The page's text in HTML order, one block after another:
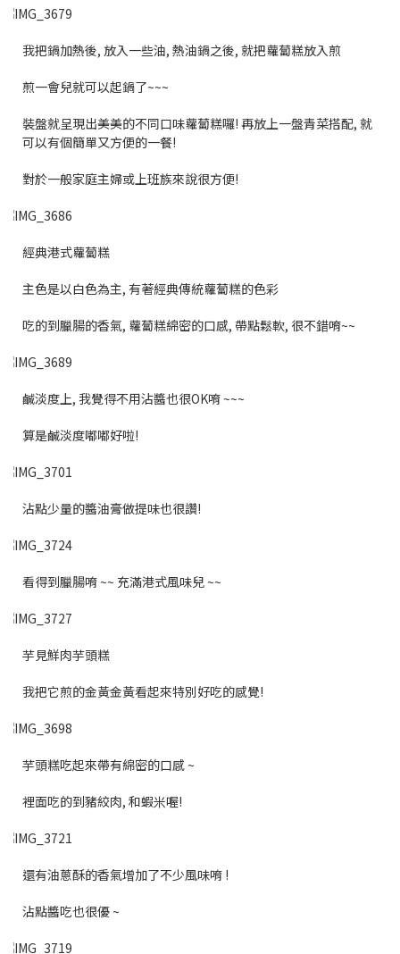
我把鍋加熱後, 放入一些油, 熱油鍋之後, 就把蘿蔔糕放入煎
煎一會兒就可以起鍋了~~~
裝盤就呈現出美美的不同口味蘿蔔糕囉! 再放上一盤青菜搭配, 就
可以有個簡單又方便的一餐!
對於一般家庭主婦或上班族來說很方便!
經典港式蘿蔔糕
主色是以白色為主, 有著經典傳統蘿蔔糕的色彩
吃的到臘腸的香氣, 蘿蔔糕綿密的口感, 帶點鬆軟, 很不錯唷~~
鹹淡度上, 我覺得不用沾醬也很OK唷 ~~~
算是鹹淡度嘟嘟好啦!
沾點少量的醬油膏做提味也很讚!
看得到臘腸唷 ~~ 充滿港式風味兒 ~~
芋見鮮肉芋頭糕
我把它煎的金黃金黃看起來特別好吃的感覺!
芋頭糕吃起來帶有綿密的口感 ~
裡面吃的到豬絞肉, 和蝦米喔!
還有油蔥酥的香氣增加了不少風味唷 !
沾點醬吃也很優 ~